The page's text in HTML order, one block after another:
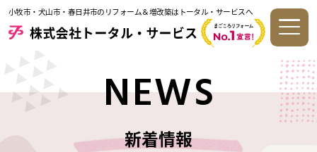
小牧市・犬山市・春日井市のリフォーム＆増改築はトータル・サービスへ
NEWS
新着情報